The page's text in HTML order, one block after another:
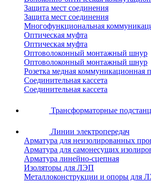
Защита мест соединения
Защита мест соединения
Многофункциональная
Оптическая муфта
Оптическая муфта
Оптоволоконный монтажный шнур
Оптоволоконный монтажный шнур
Розетка медная коммуникационная
Соединительная кассета
Соединительная кассета
Трансформаторные
Линии электропередач
Арматура для неизолированных
Арматура для самонесущих
Арматура линейно-сцепная
Изоляторы для ЛЭП
Металлоконструкции и опоры для